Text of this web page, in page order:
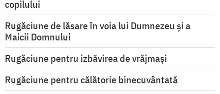
copilului
Rugăciune de lăsare în voia lui Dumnezeu şi a
Maicii Domnului
Rugăciune pentru izbăvirea de vrăjmași
Rugăciune pentru călătorie binecuvântată